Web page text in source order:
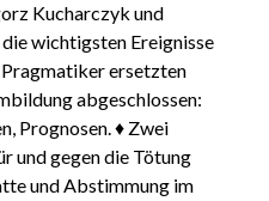
Kucharczyk und
wichtigsten Ereignisse
ersetzten
abgeschlossen:
Prognosen. ♦ Zwei
und gegen die Tötung
und Abstimmung im